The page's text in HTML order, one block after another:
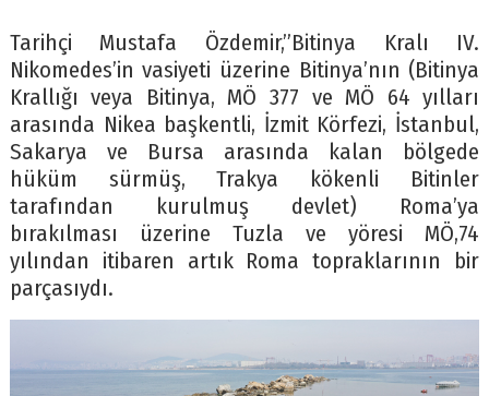
Tarihçi Mustafa Özdemir,”Bitinya Kralı IV.
Nikomedes’in vasiyeti üzerine Bitinya’nın (Bitinya
Krallığı veya Bitinya, MÖ 377 ve MÖ 64 yılları
arasında Nikea başkentli, İzmit Körfezi, İstanbul,
Sakarya ve Bursa arasında kalan bölgede
hüküm sürmüş, Trakya kökenli Bitinler
tarafından kurulmuş devlet) Roma’ya
bırakılması üzerine Tuzla ve yöresi MÖ,74
yılından itibaren artık Roma topraklarının bir
parçasıydı.